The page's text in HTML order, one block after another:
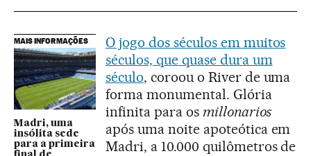
MAIS INFORMAÇÕES
Madri, uma
insólita sede
para a primeira
O jogo dos séculos em muitos
séculos, que quase dura um
século, coroou o River de uma
forma monumental. Glória
infinita para os millonarios
após uma noite apoteótica em
Madri, a 10.000 quilômetros de